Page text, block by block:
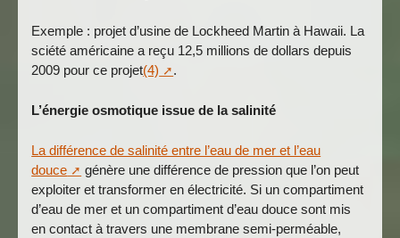
Exemple : projet d’usine de Lockheed Martin à Hawaii. La
sciété américaine a reçu 12,5 millions de dollars depuis
2009 pour ce projet(4) .
L’énergie osmotique issue de la salinité
La différence de salinité entre l’eau de mer et l’eau
douce
génère une différence de pression que l’on peut
exploiter et transformer en électricité. Si un compartiment
d’eau de mer et un compartiment d’eau douce sont mis
en contact à travers une membrane semi-perméable,